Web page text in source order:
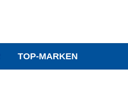
TOP-MARKEN